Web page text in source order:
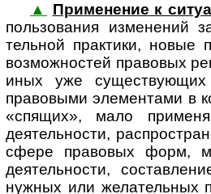
▲
Применение к
поль­зо­ва­ния изменений
тель­ной практики,
возможностей правовых
иных уже
правовыми элементами в
«спящих», мало
деятельности,
сфере правовых форм,
деятельности,
нужных или желательных